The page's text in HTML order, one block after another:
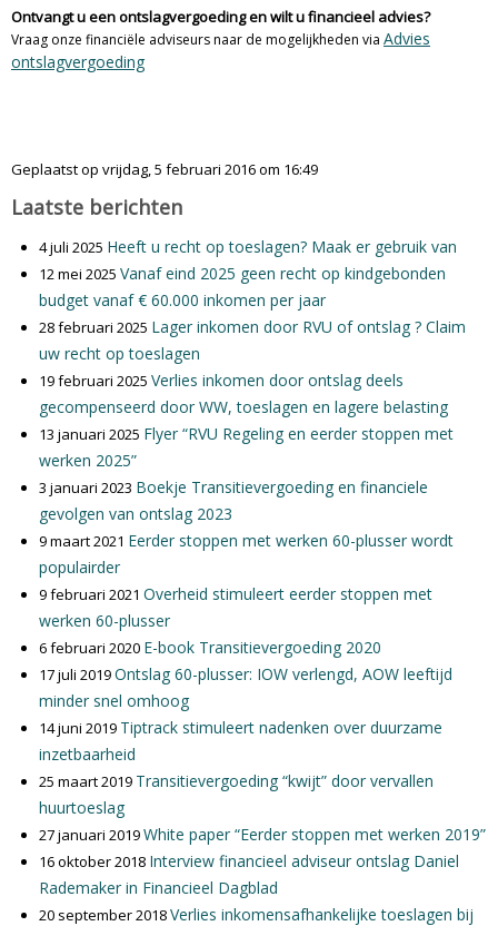
Ontvangt u een ontslagvergoeding en wilt u financieel advies?
Vraag onze financiële adviseurs naar de mogelijkheden via Advies
ontslagvergoeding
Geplaatst op vrijdag, 5 februari 2016 om 16:49
Laatste berichten
4 juli 2025 Heeft u recht op toeslagen? Maak er gebruik van
12 mei 2025 Vanaf eind 2025 geen recht op kindgebonden
budget vanaf € 60.000 inkomen per jaar
28 februari 2025 Lager inkomen door RVU of ontslag ? Claim
uw recht op toeslagen
19 februari 2025 Verlies inkomen door ontslag deels
gecompenseerd door WW, toeslagen en lagere belasting
13 januari 2025 Flyer “RVU Regeling en eerder stoppen met
werken 2025”
3 januari 2023 Boekje Transitievergoeding en financiele
gevolgen van ontslag 2023
9 maart 2021 Eerder stoppen met werken 60-plusser wordt
populairder
9 februari 2021 Overheid stimuleert eerder stoppen met
werken 60-plusser
6 februari 2020 E-book Transitievergoeding 2020
17 juli 2019Ontslag 60-plusser: IOW verlengd, AOW leeftijd
minder snel omhoog
14 juni 2019 Tiptrack stimuleert nadenken over duurzame
inzetbaarheid
25 maart 2019 Transitievergoeding “kwijt” door vervallen
huurtoeslag
27 januari 2019White paper “Eerder stoppen met werken 2019”
16 oktober 2018 Interview financieel adviseur ontslag Daniel
Rademaker in Financieel Dagblad
20 september 2018Verlies inkomensafhankelijke toeslagen bij